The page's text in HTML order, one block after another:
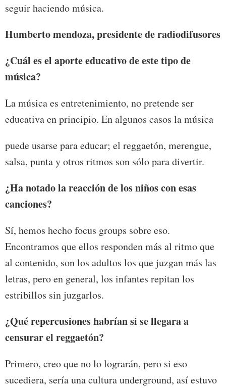
seguir haciendo música.
Humberto mendoza, presidente de radiodifusores
¿Cuál es el aporte educativo de este tipo de
música?
La música es entretenimiento, no pretende ser
educativa en principio. En algunos casos la música
puede usarse para educar; el reggaetón, merengue,
salsa, punta y otros ritmos son sólo para divertir.
¿Ha notado la reacción de los niños con esas
canciones?
Sí, hemos hecho focus groups sobre eso.
Encontramos que ellos responden más al ritmo que
al contenido, son los adultos los que juzgan más las
letras, pero en general, los infantes repitan los
estribillos sin juzgarlos.
¿Qué repercusiones habrían si se llegara a
censurar el reggaetón?
Primero, creo que no lo lograrán, pero si eso
sucediera, sería una cultura underground, así estuvo